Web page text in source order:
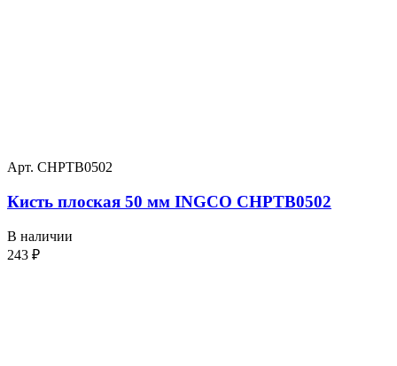
Арт. CHPTB0502
Кисть плоская 50 мм INGCO CHPTB0502
В наличии
243 ₽